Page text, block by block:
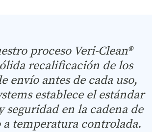
proceso Veri-Clean®
recalificación de los
envío antes de cada uso,
establece el estándar
seguridad en la cadena de
temperatura controlada.